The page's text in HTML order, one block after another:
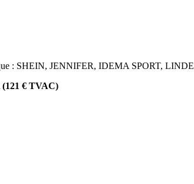
: SHEIN, JENNIFER, IDEMA SPORT,
(121 € TVAC)